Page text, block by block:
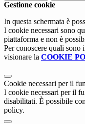
Gestione cookie
In questa schermata è
I cookie necessari sono
piattaforma e non è
Per conoscere quali sono
visionare la COOKIE
Cookie necessari per il
I cookie necessari per il
disabilitati. È possibile
policy.